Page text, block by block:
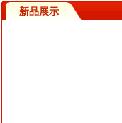
新品展示